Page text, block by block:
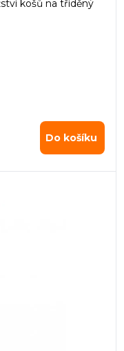
košů na tříděný
Do košíku